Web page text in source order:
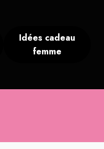
Idées cadeau
femme